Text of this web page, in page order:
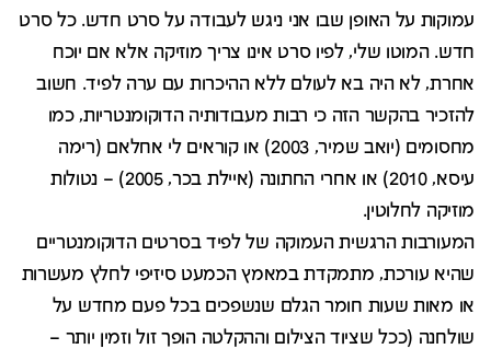
עמוקות על האופן שבו אני ניגש לעבודה על סרט חדש. כל סרט
חדש. המוטו שלי, לפיו סרט אינו צריך מוזיקה אלא אם יוכח
אחרת, לא היה בא לעולם ללא ההיכרות עם ערה לפיד. חשוב
להזכיר בהקשר הזה כי רבות מעבודותיה הדוקומנטריות, כמו
מחסומים (יואב שמיר, 2003) או קוראים לי אחלאם (רימה
עיסא, 2010) או אחרי החתונה (איילת בכר, 2005) – נטולות
מוזיקה לחלוטין.
המעורבות הרגשית העמוקה של לפיד בסרטים הדוקומנטריים
שהיא עורכת, מתמקדת במאמץ הכמעט סיזיפי לחלץ מעשרות
או מאות שעות חומר הגלם שנשפכים בכל פעם מחדש על
שולחנה (ככל שציוד הצילום וההקלטה הופך זול וזמין יותר –